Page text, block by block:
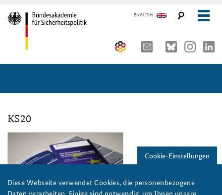
ENGLISH
Auftrag und Organisation
Historischer Ort
Kompetenzzentrum Strategische Vorausschau
Team
Sicherheitspolitische Nachwuchsarbeit
10 Jahre AKJS
Seminare und Tagungen
Führungskräfteseminar für Sicherheitspolitik
Kernseminar für Sicherheitspolitik
Methodenseminar Strategische Vorausschau
Publikationen und Presse
#angeBAKSt: Aktuelle Kommentare zur Sicherheitspolitik
Arbeitspapiere Sicherheitspolitik
STUDIENPLATTFORM
KS20
ks20_einladung_teaser.png
Cookie-Einstellungen
Diese Webseite verwendet Cookies, die personenbezogene
Daten verarbeiten. Einige sind notwendig, um Ihnen unsere